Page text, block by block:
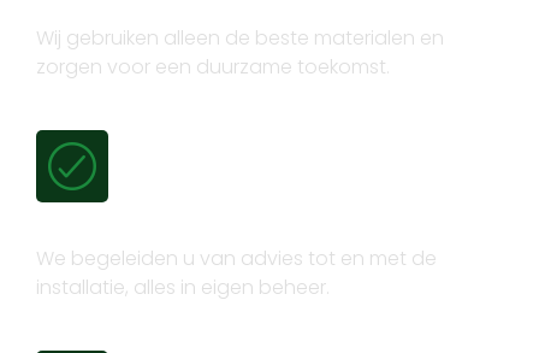
Wij gebruiken alleen de beste materialen en
zorgen voor een duurzame toekomst.
We begeleiden u van advies tot en met de
installatie, alles in eigen beheer.